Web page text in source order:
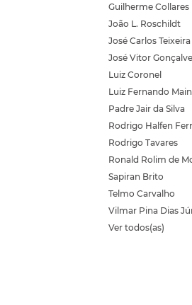
Guilherme Collares
João L. Roschildt
José Carlos
José Vitor
Luiz Coronel
Luiz Fernando
Padre Jair da Silva
Rodrigo Halfen
Rodrigo Tavares
Ronald Rolim de
Sapiran Brito
Telmo Carvalho
Vilmar Pina Dias
Ver todos(as)